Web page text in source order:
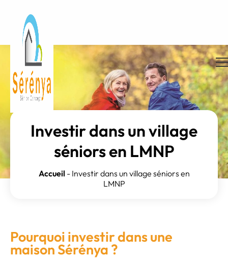
Investir dans un village
séniors en LMNP
Accueil - Investir dans un village séniors en
LMNP
Pourquoi investir dans une
maison Sérénya ?